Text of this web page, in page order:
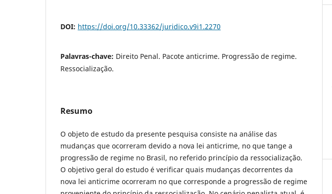
DOI: https://doi.org/10.33362/juridico.v9i1.2270
Palavras-chave: Direito Penal. Pacote anticrime. Progressão de regime.
Ressocialização.
Resumo
O objeto de estudo da presente pesquisa consiste na análise das
mudanças que ocorreram devido a nova lei anticrime, no que tange a
progressão de regime no Brasil, no referido princípio da ressocialização.
O objetivo geral do estudo é verificar quais mudanças decorrentes da
nova lei anticrime ocorreram no que corresponde a progressão de regime